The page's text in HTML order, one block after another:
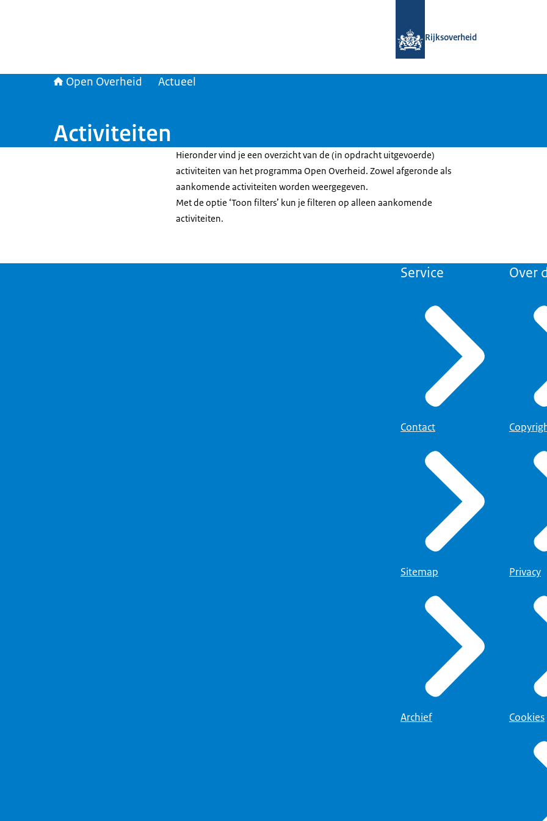
Rijksoverheid
Open Overheid Actueel
Activiteiten
Hieronder vind je een overzicht van de (in opdracht uitgevoerde)
activiteiten van het programma Open Overheid. Zowel afgeronde als
aankomende activiteiten worden weergegeven.
Met de optie ‘Toon filters’ kun je filteren op alleen aankomende
activiteiten.
Service
Contact
Sitemap
Archief
Over
Privacy
Cookies